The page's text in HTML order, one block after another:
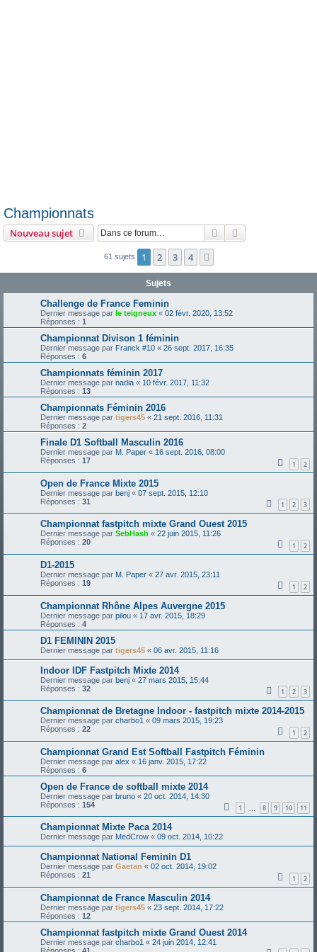
Championnats
Nouveau sujet Rechercher
61 sujets 1 2 3 4
Sujets
Challenge de France Feminin
Dernier message par le teigneux « 02 févr. 2020, 13:52
Réponses : 1
Championnat Divison 1 féminin
Dernier message par Franck #10 « 26 sept. 2017, 16:35
Réponses : 6
Championnats féminin 2017
Dernier message par nadia « 10 févr. 2017, 11:32
Réponses : 13
Championnats Féminin 2016
Dernier message par tigers45 « 21 sept. 2016, 11:31
Réponses : 2
Finale D1 Softball Masculin 2016
Dernier message par M. Paper « 16 sept. 2016, 08:00
Réponses : 17 1 2
Open de France Mixte 2015
Dernier message par benj « 07 sept. 2015, 12:10
Réponses : 31 1 2 3
Championnat fastpitch mixte Grand Ouest 2015
Dernier message par SebHash « 22 juin 2015, 11:26
Réponses : 20 1 2
D1-2015
Dernier message par M. Paper « 27 avr. 2015, 23:11
Réponses : 19 1 2
Championnat Rhône Alpes Auvergne 2015
Dernier message par pilou « 17 avr. 2015, 18:29
Réponses : 4
D1 FEMININ 2015
Dernier message par tigers45 « 06 avr. 2015, 11:16
Indoor IDF Fastpitch Mixte 2014
Dernier message par benj « 27 mars 2015, 15:44
Réponses : 32 1 2 3
Championnat de Bretagne Indoor - fastpitch mixte 2014-2015
Dernier message par charbo1 « 09 mars 2015, 19:23
Réponses : 22 1 2
Championnat Grand Est Softball Fastpitch Féminin
Dernier message par alex « 16 janv. 2015, 17:22
Réponses : 6
Open de France de softball mixte 2014
Dernier message par bruno « 20 oct. 2014, 14:30
Réponses : 154 1 8 9 10 11
Championnat Mixte Paca 2014
Dernier message par MedCrow « 09 oct. 2014, 10:22
Championnat National Feminin D1
Dernier message par Gaetan « 02 oct. 2014, 19:02
Réponses : 21 1 2
Championnat de France Masculin 2014
Dernier message par tigers45 « 23 sept. 2014, 17:22
Réponses : 12
Championnat fastpitch mixte Grand Ouest 2014
Dernier message par charbo1 « 24 juin 2014, 12:41